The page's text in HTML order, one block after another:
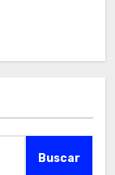
Buscar